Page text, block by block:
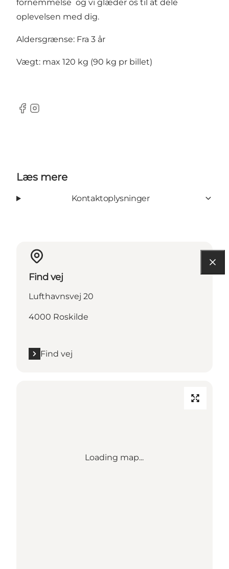
fornemmelse og vi glæder os til at dele
oplevelsen med dig.
Aldersgrænse: Fra 3 år
Vægt: max 120 kg (90 kg pr billet)
Facebook
Instagram
Læs mere
Kontaktoplysninger
Find vej
Lufthavnsvej 20
4000 Roskilde
Find vej
Loading map...